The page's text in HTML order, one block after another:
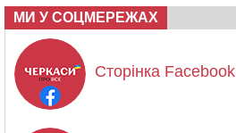
МИ У СОЦМЕРЕЖАХ
Сторінка Facebook